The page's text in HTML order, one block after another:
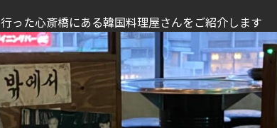
行った心斎橋にある韓国料理屋さんをご紹介します